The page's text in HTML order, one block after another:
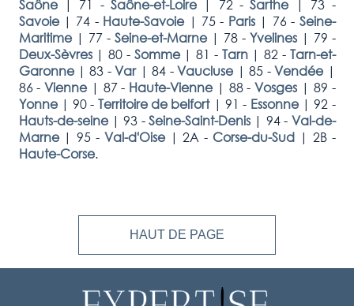
Saône | 71 - Saône-et-Loire | 72 -Sarthe | 73 -
Savoie | 74 - Haute-Savoie | 75 - Paris | 76 - Seine-
Maritime | 77 - Seine-et-Marne | 78 - Yvelines | 79 -
Deux-Sèvres | 80 - Somme | 81 - Tarn | 82 - Tarn-et-
Garonne |83 -Var |84 -Vaucluse |85 -Vendée |
86 -Vienne | 87 - Haute-Vienne | 88 -Vosges | 89 -
Yonne |90 - Territoire de belfort | 91 - Essonne | 92 -
Hauts-de-seine |93 -Seine-Saint-Denis | 94 - Val-de-
Marne |95 - Val-d'Oise |2A - Corse-du-Sud | 2B -
Haute-Corse.
HAUT DE PAGE